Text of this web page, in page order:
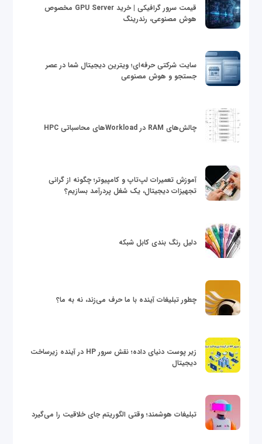
قیمت سرور گرافیکی | خرید GPU Server مخصوص
هوش مصنوعی، رندرینگ
سایت شرکتی حرفه‌ای؛ ویترین دیجیتال شما در عصر
جستجو و هوش مصنوعی
چالش‌های RAM در Workloadهای محاسباتی HPC
آموزش تعمیرات لپ‌تاپ و کامپیوتر؛ چگونه از گرانی
تجهیزات دیجیتال، یک شغل پردرآمد بسازیم؟
دلیل رنگ بندی کابل شبکه
چطور تبلیغات آینده با ما حرف می‌زند، نه به ما؟
زیر پوست دنیای داده؛ نقش سرور HP در آینده زیرساخت
دیجیتال
تبلیغات هوشمند؛ وقتی الگوریتم جای خلاقیت را می‌گیرد